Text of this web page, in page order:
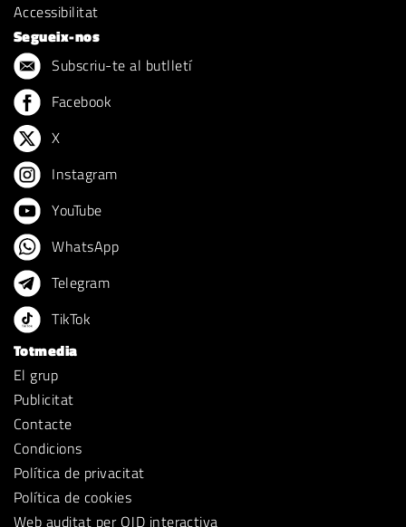
Accessibilitat
Segueix-nos
Subscriu-te al butlletí
Facebook
X
Instagram
YouTube
WhatsApp
Telegram
TikTok
Totmedia
El grup
Publicitat
Contacte
Condicions
Política de privacitat
Política de cookies
Web auditat per OJD interactiva